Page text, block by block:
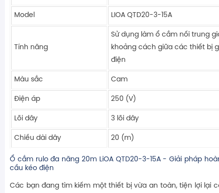
Model LIOA QTD20-3-15A
Tính năng
Sử dụng làm ổ cắm nối trung
khoảng cách giữa các thiết bị
điện
Màu sắc Cam
Điện áp 250 (V)
Lõi dây 3 lõi dây
Chiều dài dây 20 (m)
Ổ cắm rulo đa năng 20m LiOA QTD20-3-15A - Giải pháp
cầu kéo điện
Các bạn đang tìm kiếm một thiết bị vừa an toàn, tiện lợi lại